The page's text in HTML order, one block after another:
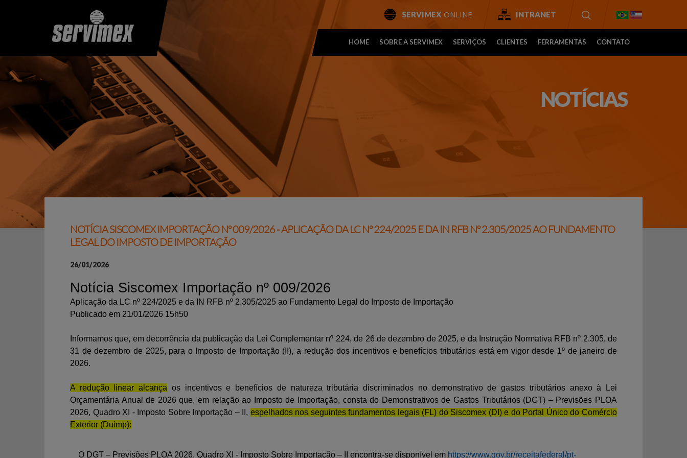
SERVIMEX ONLINE INTRANET
HOME SOBRE A SERVIMEX SERVIÇOS CLIENTES FERRAMENTAS CONTATO
NOTÍCIAS
NOTÍCIA SISCOMEX IMPORTAÇÃO Nº 009/2026 - APLICAÇÃO DA LC Nº 224/2025 E DA IN RFB Nº 2.305/2025 AO FUNDAMENTO
LEGAL DO IMPOSTO DE IMPORTAÇÃO
26/01/2026
Notícia Siscomex Importação nº 009/2026
Aplicação da LC nº 224/2025 e da IN RFB nº 2.305/2025 ao Fundamento Legal do Imposto de Importação
Publicado em 21/01/2026 15h50
Informamos que, em decorrência da publicação da Lei Complementar nº 224, de 26 de dezembro de 2025, e da Instrução Normativa RFB nº 2.305, de
31 de dezembro de 2025, para o Imposto de Importação (II), a redução dos incentivos e benefícios tributários está em vigor desde 1º de janeiro de
2026.
A redução linear alcança os incentivos e benefícios de natureza tributária discriminados no demonstrativo de gastos tributários anexo à Lei
Orçamentária Anual de 2026 que, em relação ao Imposto de Importação, consta do Demonstrativos de Gastos Tributários (DGT) – Previsões PLOA
2026, Quadro XI - Imposto Sobre Importação – II, espelhados nos seguintes fundamentos legais (FL) do Siscomex (DI) e do Portal Único do Comércio
Exterior (Duimp):
O DGT – Previsões PLOA 2026, Quadro XI - Imposto Sobre Importação – II encontra-se disponível em https://www.gov.br/receitafederal/pt-